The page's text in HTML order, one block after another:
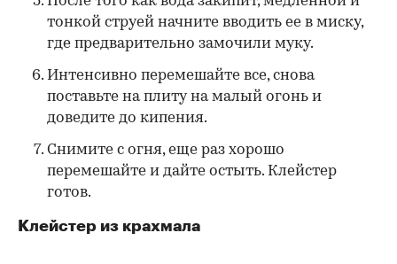
тонкой струей начните вводить ее в миску,
где предварительно замочили муку.
Интенсивно перемешайте все, снова
поставьте на плиту на малый огонь и
доведите до кипения.
Снимите с огня, еще раз хорошо
перемешайте и дайте остыть. Клейстер
готов.
Клейстер из крахмала